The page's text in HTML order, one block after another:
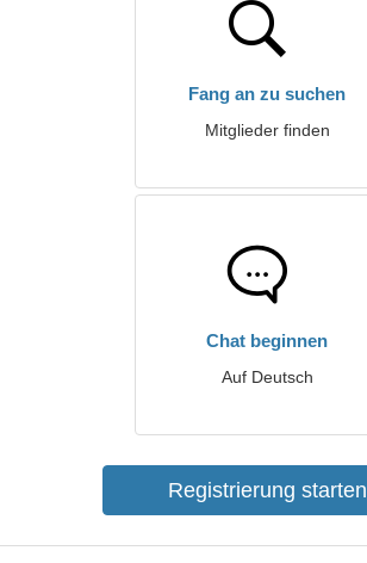
Fang an zu suchen
Mitglieder finden
Chat beginnen
Auf Deutsch
Registrierung starten